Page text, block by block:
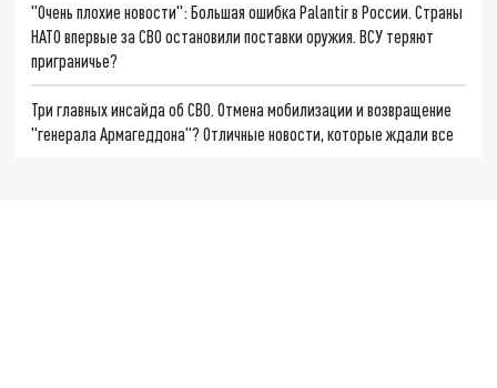
"Очень плохие новости": Большая ошибка Palantir в России. Страны
НАТО впервые за СВО остановили поставки оружия. ВСУ теряют
приграничье?
Три главных инсайда об СВО. Отмена мобилизации и возвращение
"генерала Армагеддона"? Отличные новости, которые ждали все